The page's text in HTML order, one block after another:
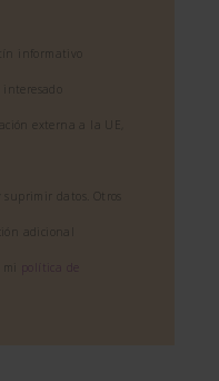
informativo
externa a la UE,
suprimir datos. Otros
adicional
política de